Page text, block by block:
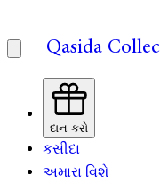
Qasida
દાન કરો
કસીદા
અમારા વિશે